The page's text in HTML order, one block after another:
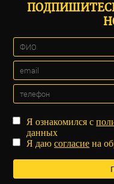
Я ознакомился с
данных
Я даюсогласие на